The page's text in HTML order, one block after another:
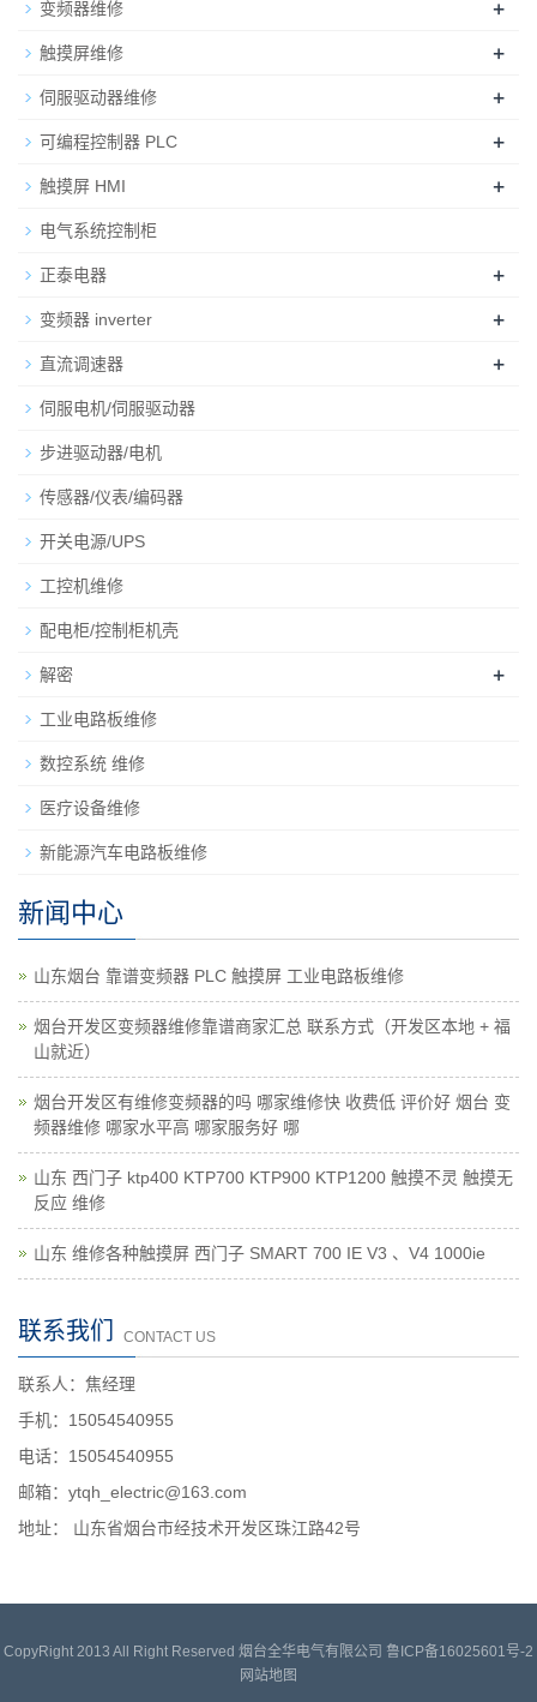
变频器维修 +
触摸屏维修 +
伺服驱动器维修 +
可编程控制器 PLC +
触摸屏 HMI +
电气系统控制柜
正泰电器 +
变频器 inverter +
直流调速器 +
伺服电机/伺服驱动器
步进驱动器/电机
传感器/仪表/编码器
开关电源/UPS
工控机维修
配电柜/控制柜机壳
解密 +
工业电路板维修
数控系统 维修
医疗设备维修
新能源汽车电路板维修
新闻中心
山东烟台 靠谱变频器 PLC 触摸屏 工业电路板维修
烟台开发区变频器维修靠谱商家汇总 联系方式（开发区本地 + 福
山就近）
烟台开发区有维修变频器的吗 哪家维修快 收费低 评价好 烟台 变
频器维修 哪家水平高 哪家服务好 哪
山东 西门子 ktp400 KTP700 KTP900 KTP1200 触摸不灵 触摸无
反应 维修
山东 维修各种触摸屏 西门子 SMART 700 IE V3 、V4 1000ie
联系我们 CONTACT US
联系人：焦经理
手机：15054540955
电话：15054540955
邮箱：ytqh_electric@163.com
地址： 山东省烟台市经技术开发区珠江路42号
CopyRight 2013 All Right Reserved 烟台全华电气有限公司 鲁ICP备16025601号-2
网站地图